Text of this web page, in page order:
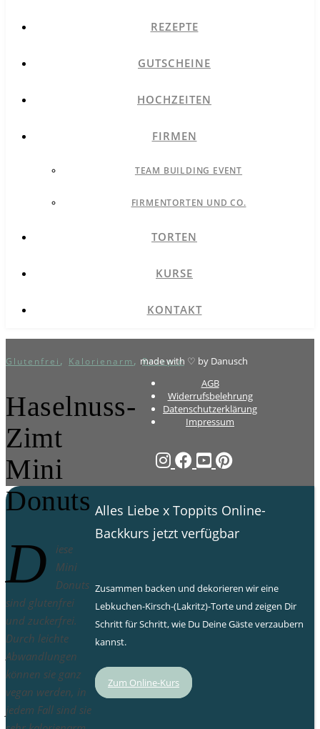
REZEPTE
GUTSCHEINE
HOCHZEITEN
FIRMEN
TEAM BUILDING EVENT
FIRMENTORTEN UND CO.
TORTEN
KURSE
KONTAKT
Glutenfrei , Kalorienarm ,Rezepte
Haselnuss-
Zimt
Mini
Donuts
D
iese
Mini
Donuts
sind glutenfrei
und zuckerfrei.
Durch leichte
Abwandlungen
können sie ganz
vegan werden, in
jedem Fall sind sie
made with ♡ by Danusch
AGB
Widerrufsbelehrung
Datenschutzerklärung
Impressum
Alles Liebe x Toppits Online-
Backkurs jetzt verfügbar
Zusammen backen und dekorieren wir eine
Lebkuchen-Kirsch-(Lakritz)-Torte und zeigen Dir
Schritt für Schritt, wie Du Deine Gäste verzaubern
kannst.
Zum Online-Kurs